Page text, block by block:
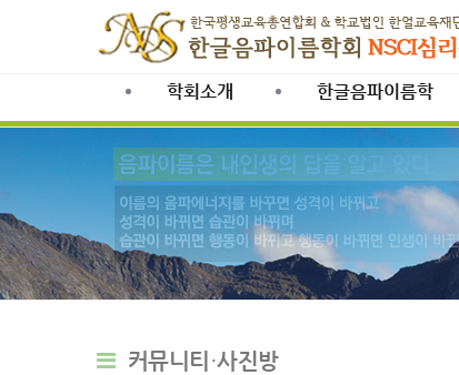
학회소개 한글음파이름학
커뮤니티·사진방